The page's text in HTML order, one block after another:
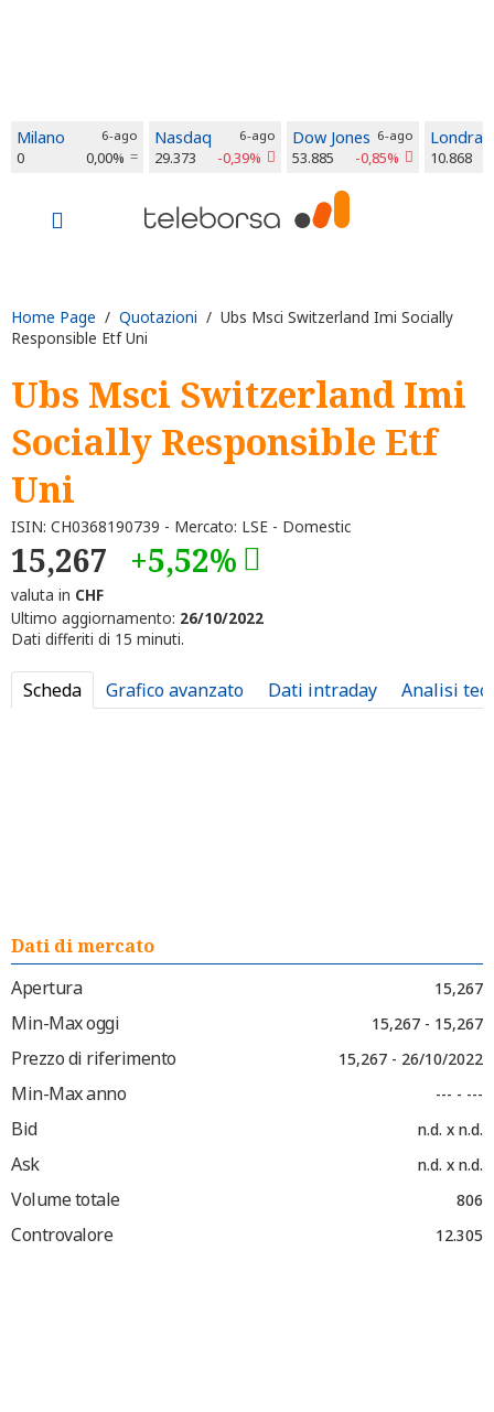
Milano 6-ago
0 0,00%
Nasdaq 6-ago
29.373 -0,39%
Dow Jones 6-ago
53.885 -0,85%
Londra
10.868
Home Page / Quotazioni / Ubs Msci Switzerland Imi Socially
Responsible Etf Uni
Ubs Msci Switzerland Imi
Socially Responsible Etf
Uni
ISIN: CH0368190739 - Mercato: LSE - Domestic
15,267 +5,52%
valuta in CHF
Ultimo aggiornamento: 26/10/2022
Dati differiti di 15 minuti.
Scheda Grafico avanzato Dati intraday Analisi
Dati di mercato
Apertura
15,267
Min-Max oggi 15,267 - 15,267
Prezzo di riferimento 15,267 - 26/10/2022
Min-Max anno --- - ---
Bid n.d. x n.d.
Ask n.d. x n.d.
Volume totale 806
Controvalore 12.305